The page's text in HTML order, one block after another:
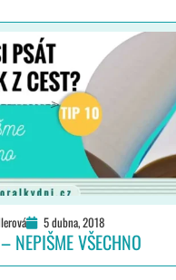
5 dubna, 2018
NEPIŠME VŠECHNO